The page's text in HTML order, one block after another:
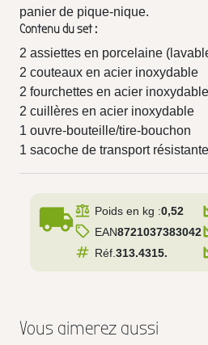
panier de pique-nique.
Contenu du set :
2 assiettes en porcelaine
2 couteaux en acier inoxydable
2 fourchettes en acier inoxydable
2 cuillères en acier inoxydable
1 ouvre-bouteille/tire-bouchon
1 sacoche de transport résistante
local_shipping Poids en kg :0,52
EAN8721037383042
Réf. 313.4315.
Vous aimerez aussi